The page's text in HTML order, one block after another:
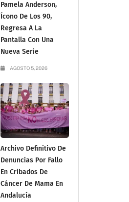
Pamela Anderson,
Ícono De Los 90,
Regresa A La
Pantalla Con Una
Nueva Serie
AGOSTO 5, 2026
Archivo Definitivo De
Denuncias Por Fallo
En Cribados De
Cáncer De Mama En
Andalucía